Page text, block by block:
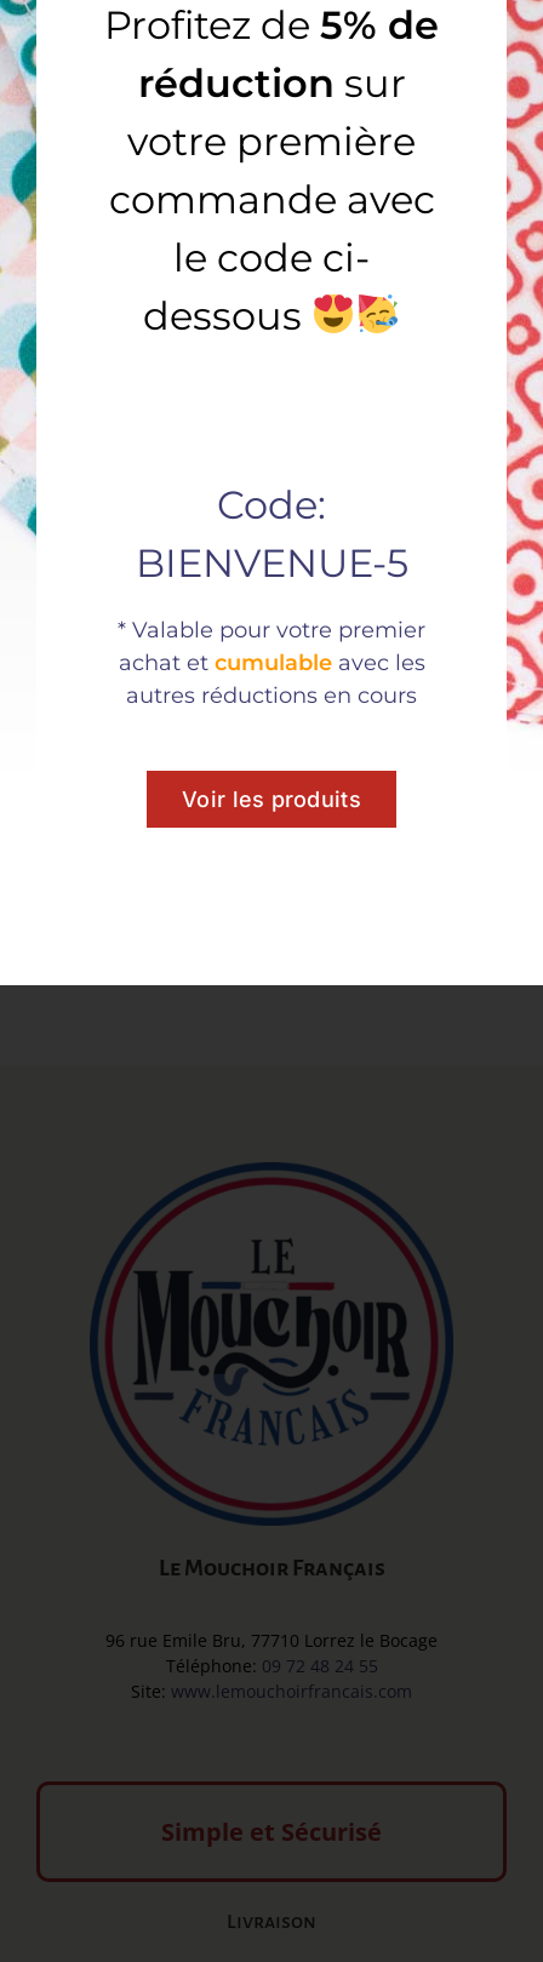
Le Classique – orange
Classique
AJOUTER AU PANIER
/
DÉTAILS
Le Classique – vert
Classique, COLLECTION HOMME
AJOUTER AU CHARIOT
Le Mouchoir Français
96 rue Emile Bru, 77710 Lorrez le Bocage
Téléphone: 09 72 48 24 55
Site: www.lemouchoirfrancais.com
Simple et Sécurisé
Livraison
Profitez de 5% de
réduction sur
votre première
commande avec
le code ci-
dessous
Code:
BIENVENUE-5
* Valable pour votre premier
achat et cumulableavec les
autres réductions en cours
Voir les produits